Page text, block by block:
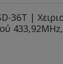
36T |